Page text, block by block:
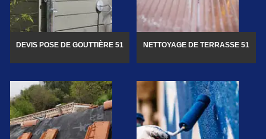
DEVIS POSE DE GOUTTIÈRE 51 NETTOYAGE DE TERRASSE 51